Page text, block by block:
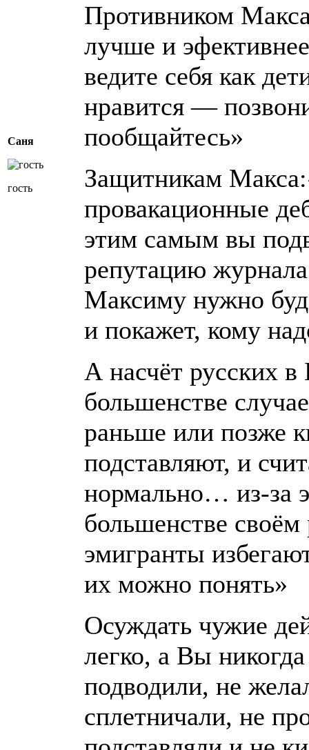
Саня
гость
Противником
лучше и
ведите себя как
нравится —
пообщайтесь»
Защитникам
провакационные
этим самым вы
репутацию
Максиму нужно
и покажет, кому
А насчёт русских
большенстве
раньше или позже
подставляют, и
нормально… из-за
большенстве своём
эмигранты
их можно понять»
Осуждать чужие
легко, а Вы
подводили, не
сплетничали, не